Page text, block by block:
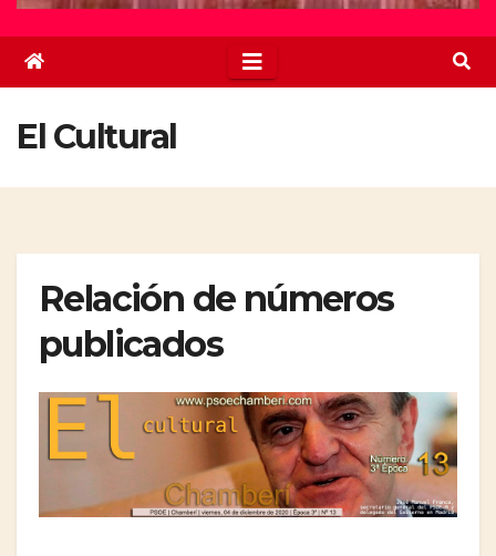
El Cultural
Relación de números
publicados